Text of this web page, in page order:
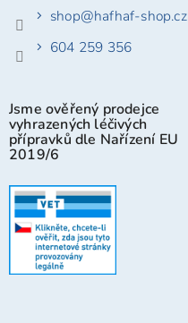
shop@hafhaf-shop.cz
604 259 356
Jsme ověřený prodejce
vyhrazených léčivých
přípravků dle Nařízení EU
2019/6